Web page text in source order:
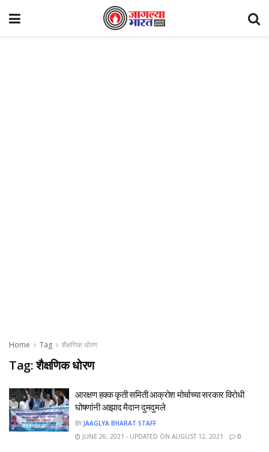
Home Tag शैक्षणिक धोरण
Tag:शैक्षणिक धोरण
आरक्षण हक्क कृती समिती आक्रोश मोर्चाच्या सरकार विरोधी
घोषणांनी आझाद मैदान दुमदुमले
BY JAAGLYA BHARAT STAFF
JUNE 26, 2021 - UPDATED ON AUGUST 12, 2021
0